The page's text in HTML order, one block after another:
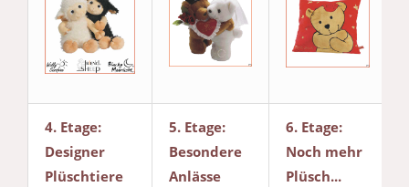
4. Etage:
Designer
Plüschtiere
5. Etage:
Besondere
Anlässe
6. Etage:
Noch mehr
Plüsch...